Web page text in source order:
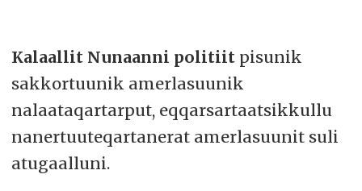
Kalaallit Nunaanni politiitpisunik
sakkortuunik amerlasuunik
nalaataqartarput, eqqarsartaatsikkullu
nanertuuteqartanerat amerlasuunit suli
atugaalluni.